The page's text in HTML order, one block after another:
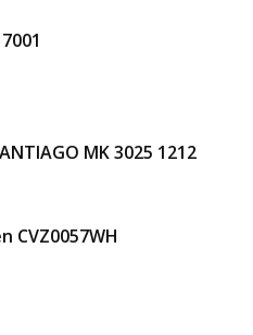
MK 3025 1212
CVZ0057WH